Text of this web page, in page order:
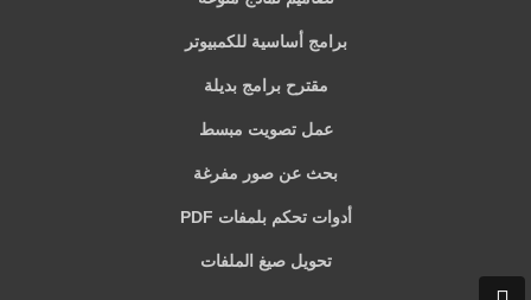
برامج أساسية للكمبيوتر
مقترح برامج بديلة
عمل تصويت مبسط
بحث عن صور مفرغة
أدوات تحكم بلمفات PDF
تحويل صيغ الملفات